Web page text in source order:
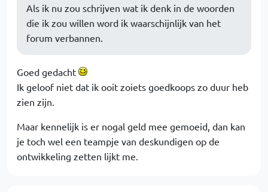
Als ik nu zou schrijven wat ik denk in de woorden
die ik zou willen word ik waarschijnlijk van het
forum verbannen.
Goed gedacht
Ik geloof niet dat ik ooit zoiets goedkoops zo duur heb
zien zijn.
Maar kennelijk is er nogal geld mee gemoeid, dan kan
je toch wel een teampje van deskundigen op de
ontwikkeling zetten lijkt me.